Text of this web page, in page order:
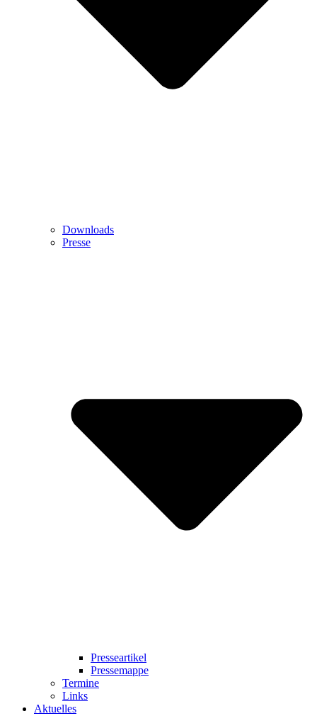
Downloads
Presse
Presseartikel
Pressemappe
Termine
Links
Aktuelles